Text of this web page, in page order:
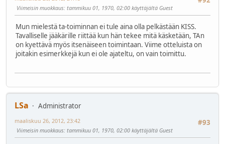
Viimeisin muokkaus: tammikuu 01, 1970, 02:00 käyttäjältä Guest
Mun mielestä ta-toiminnan ei tule aina olla pelkästään KISS.
Tavalliselle jääkärille riittää kun hän tekee mitä käsketään, TAn
on kyettävä myös itsenäiseen toimintaan. Viime otteluista on
joitakin esimerkkejä kun ei ole ajateltu, on vain toimittu.
LSa
Administrator
#93
maaliskuu 26, 2012, 23:42
Viimeisin muokkaus: tammikuu 01, 1970, 02:00 käyttäjältä Guest